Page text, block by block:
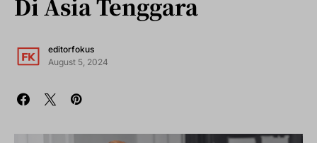
Di Asia Tenggara
editorfokus
August 5, 2024